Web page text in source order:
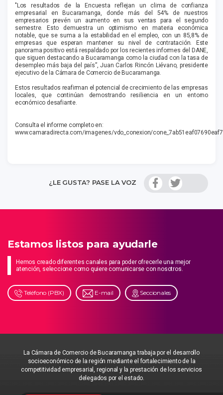
"Los resultados de la Encuesta reflejan un clima de confianza
empresarial en Bucaramanga, donde más del 54% de nuestros
empresarios prevén un aumento en sus ventas para el segundo
semestre. Esto demuestra un optimismo en materia económica
notable, que se suma a la estabilidad en el empleo, con un 85,8% de
empresas que esperan mantener su nivel de contratación. Este
panorama positivo está respaldado por los recientes informes del DANE,
que siguen destacando a Bucaramanga como la ciudad con la tasa de
desempleo más baja del país”, Juan Carlos Rincón Liévano, presidente
ejecutivo de la Cámara de Comercio de Bucaramanga.
Estos resultados reafirman el potencial de crecimiento de las empresas
locales, que continúan demostrando resiliencia en un entorno
económico desafiante.
Consulta el informe completo en:
www.camaradirecta.com/imagenes/vdo_conexion/
¿LE GUSTA? PASE LA VOZ
Estamos listos para ayudarle
Hemos creado diferentes canales para poder ofrecerle una mejor
atención, seleccione como quiere comunicarse con nosotros.
Teléfono (PBX) E-mail Seccionales
La Cámara de Comercio de Bucaramanga trabaja por el desarrollo
socioeconómico de la región mediante el fortalecimiento de la
competitividad empresarial, regional y la prestación de los servicios
delegados por el estado.